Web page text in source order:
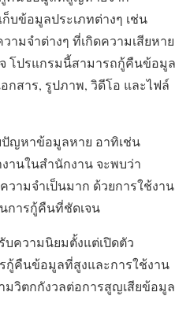
บข้อมูลประเภทต่างๆ เช่น
ามจำต่างๆ ที่เกิดความเสียหาย
โปรแกรมนี้สามารถกู้คืนข้อมูล
กสาร, รูปภาพ, วิดีโอ และไฟล์
ญหาข้อมูลหาย อาทิเช่น
านในสำนักงาน จะพบว่า
ามจำเป็นมาก ด้วยการใช้งาน
การกู้คืนที่ชัดเจน
รับความนิยมตั้งแต่เปิดตัว
กู้คืนข้อมูลที่สูงและการใช้งาน
วิตกกังวลต่อการสูญเสียข้อมูล